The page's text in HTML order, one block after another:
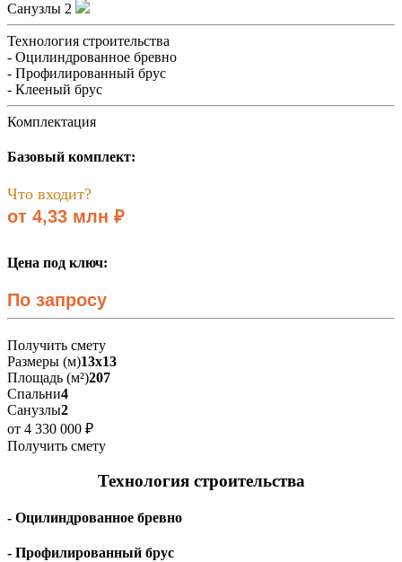
Санузлы 2
Технология строительства
- Оцилиндрованное бревно
- Профилированный брус
- Клееный брус
Комплектация
Базовый комплект:
Что входит?
от 4,33 млн ₽
Цена под ключ:
По запросу
Получить смету
Размеры (м)13х13
Площадь (м²)207
Спальни4
Санузлы2
от 4 330 000 ₽
Получить смету
Технология строительства
- Оцилиндрованное бревно
- Профилированный брус